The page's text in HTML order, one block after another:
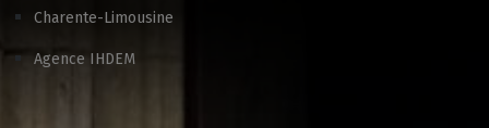
Charente-Limousine
Agence IHDEM